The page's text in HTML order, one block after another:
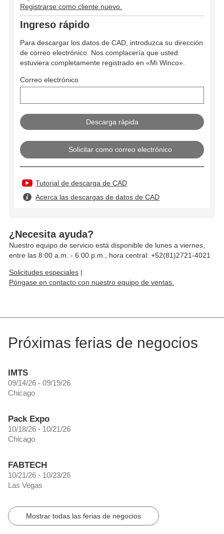
Registrarse como cliente nuevo.
Ingreso rápido
Para descargar los datos de CAD, introduzca su dirección
de correo electrónico. Nos complacería que usted
estuviera completamente registrado en «Mi Winco».
Correo electrónico
Solicitar como correo electrónico
Tutorial de descarga de CAD
Acerca las descargas de datos de CAD
¿Necesita ayuda?
Nuestro equipo de servicio está disponible de lunes a viernes,
entre las 8:00 a.m. - 6:00 p.m., hora central: +52(81)2721-4021
Solicitudes especiales |
Póngase en contacto con nuestro equipo de ventas.
Próximas ferias de negocios
IMTS
09/14/26 - 09/19/26
Chicago
Pack Expo
10/18/26 - 10/21/26
Chicago
FABTECH
10/21/26 - 10/23/26
Las Vegas
Mostrar todas las ferias de negocios